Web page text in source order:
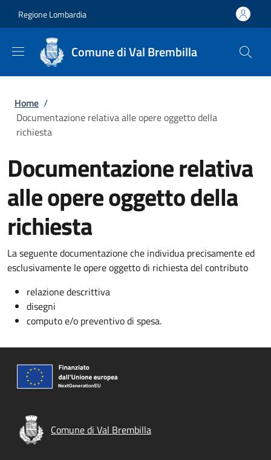
Regione Lombardia
Comune di Val Brembilla
Briciole di pane
Home /
Documentazione relativa alle opere oggetto della
richiesta
Documentazione relativa
alle opere oggetto della
richiesta
La seguente documentazione che individua precisamente ed
esclusivamente le opere oggetto di richiesta del contributo
relazione descrittiva
disegni
computo e/o preventivo di spesa.
Comune di Val Brembilla